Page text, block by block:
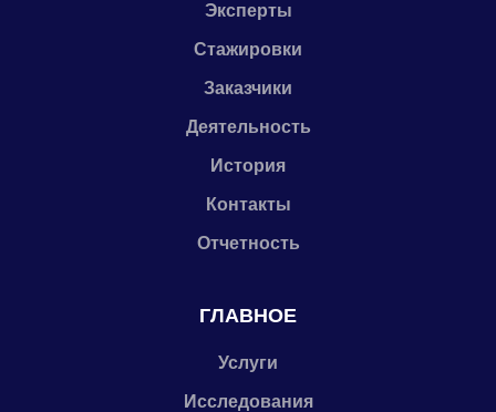
Эксперты
Стажировки
Заказчики
Деятельность
История
Контакты
Отчетность
ГЛАВНОЕ
Услуги
Исследования